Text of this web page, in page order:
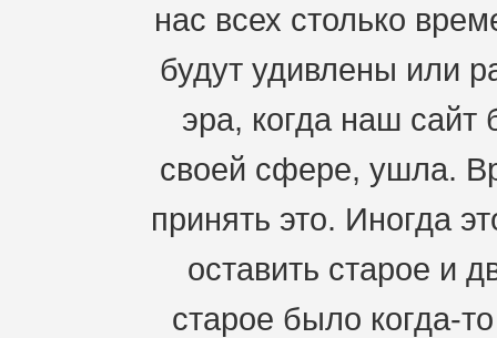
нас всех столько
будут удивлены или
эра, когда наш
своей сфере, ушла.
принять это. Иногда
оставить старое и
старое было когда-